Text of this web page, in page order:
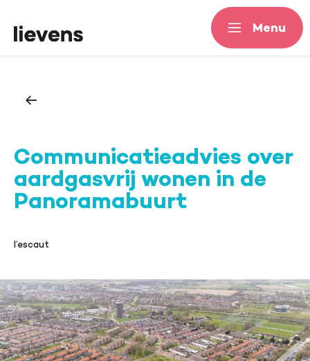
Menu
Menu
Communicatieadvies over
aardgasvrij wonen in de
Panoramabuurt
l’escaut